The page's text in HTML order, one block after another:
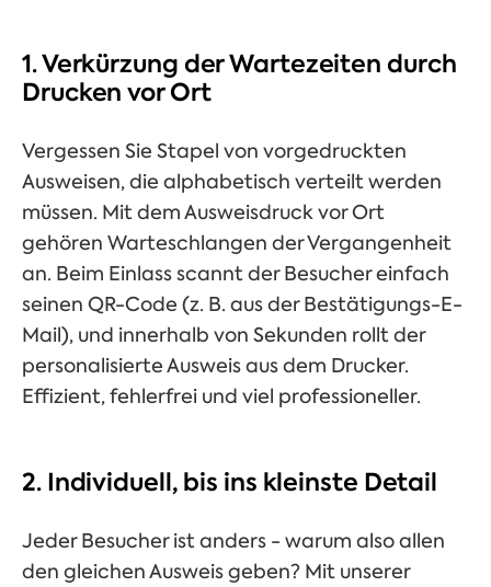
1. Verkürzung der Wartezeiten durch
Drucken vor Ort
Vergessen Sie Stapel von vorgedruckten
Ausweisen, die alphabetisch verteilt werden
müssen. Mit dem Ausweisdruck vor Ort
gehören Warteschlangen der Vergangenheit
an. Beim Einlass scannt der Besucher einfach
seinen QR-Code (z. B. aus der Bestätigungs-E-
Mail), und innerhalb von Sekunden rollt der
personalisierte Ausweis aus dem Drucker.
Effizient, fehlerfrei und viel professioneller.
2. Individuell, bis ins kleinste Detail
Jeder Besucher ist anders - warum also allen
den gleichen Ausweis geben? Mit unserer